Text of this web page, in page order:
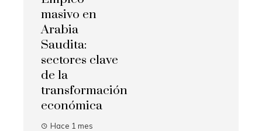
masivo en
Arabia
Saudita:
sectores clave
de la
transformación
económica
Hace 1 mes